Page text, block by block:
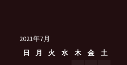
2021年7月
日
月 火 水 木 金
土